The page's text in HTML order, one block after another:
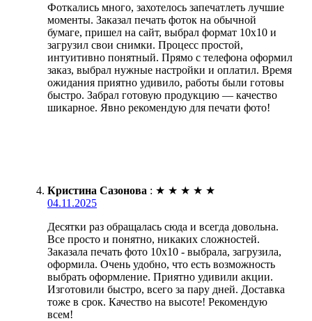
Фоткались много, захотелось запечатлеть лучшие
моменты. Заказал печать фоток на обычной
бумаге, пришел на сайт, выбрал формат 10х10 и
загрузил свои снимки. Процесс простой,
интуитивно понятный. Прямо с телефона оформил
заказ, выбрал нужные настройки и оплатил. Время
ожидания приятно удивило, работы были готовы
быстро. Забрал готовую продукцию — качество
шикарное. Явно рекомендую для печати фото!
Кристина Сазонова : ★ ★ ★ ★ ★
04.11.2025
Десятки раз обращалась сюда и всегда довольна.
Все просто и понятно, никаких сложностей.
Заказала печать фото 10х10 - выбрала, загрузила,
оформила. Очень удобно, что есть возможность
выбрать оформление. Приятно удивили акции.
Изготовили быстро, всего за пару дней. Доставка
тоже в срок. Качество на высоте! Рекомендую
всем!